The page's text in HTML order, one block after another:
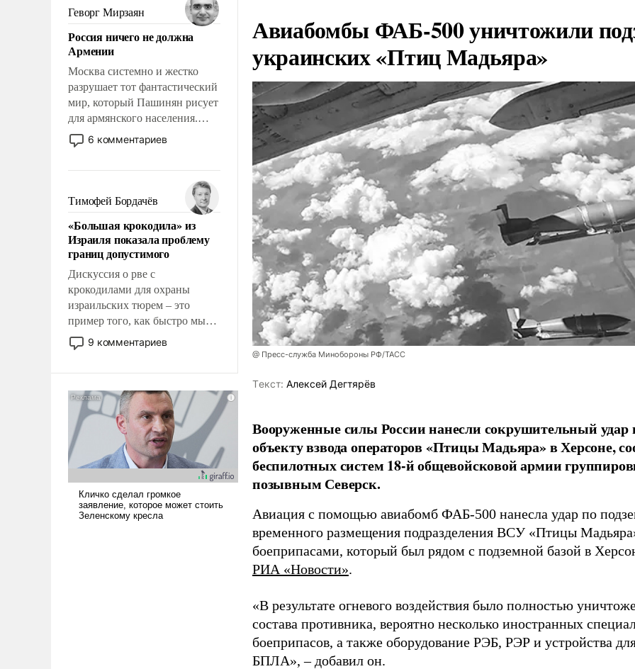
Сложившаяся ситуация
означает многолетний период
уязвимости США, например,
перед Китаем.
Геворг Мирзаян
Россия ничего не должна
Армении
Москва системно и жестко
разрушает тот фантастический
мир, который Пашинян рисует
для армянского населения.
Мир, где этому населению все
должны просто по
политические прожекты будут
беспрекословно оплачиваться
за счет российских
налогоплательщиков и где за
свои поступки не нужно
отвечать.
6 комментариев
Тимофей Бордачёв
«Большая крокодила» из
Израиля показала проблему
границ допустимого
Дискуссия о рве с
крокодилами для охраны
израильских тюрем – это
пример того, как быстро мы
двигаемся по пути
революционных изменений.
псевдонаучной фантастики,
стало всерьез обсуждаемой
идеей.
9 комментариев
Авиабомбы ФАБ-500 уничтожили
украинских «Птиц Мадьяра»
@ Пресс-служба Минобороны РФ/ТАСС
Tекст: Алексей Дегтярёв
Вооруженные силы России нанесли сокрушительный удар
объекту взвода операторов «Птицы Мадьяра» в Херсоне,
беспилотных систем 18-й общевойсковой армии
позывным Северск.
Авиация с помощью авиабомб ФАБ-500 нанесла удар по
временного размещения подразделения ВСУ «Птицы
боеприпасами, который был рядом с подземной базой в
РИА «Новости».
«В результате огневого воздействия было полностью
состава противника, вероятно несколько иностранных
боеприпасов, а также оборудование РЭБ, РЭР и устройства
БПЛА», – добавил он.